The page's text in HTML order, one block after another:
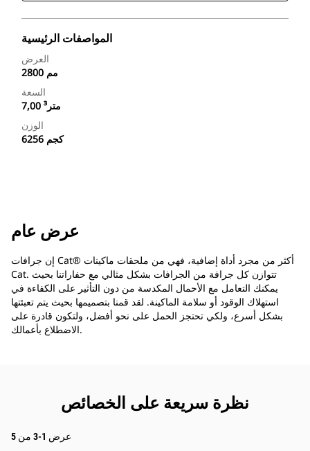
المواصفات الرئيسية
العرض
2800 مم
السعة
7,00 متر³
الوزن
6256 كجم
عرض عام
إن جرافات Cat® أكثر من مجرد أداة إضافية، فهي من ملحقات ماكينات
Cat. تتوازن كل جرافة من الجرافات بشكل مثالي مع حفاراتنا بحيث
يمكنك التعامل مع الأحمال المكدسة من دون التأثير على الكفاءة في
استهلاك الوقود أو سلامة الماكينة. لقد قمنا بتصميمها بحيث يتم تعبئتها
بشكل أسرع، ولكي تحتجز الحمل على نحو أفضل، ولتكون قادرة على
الاضطلاع بأعمالك.
نظرة سريعة على الخصائص
عرض 1-3 من 5